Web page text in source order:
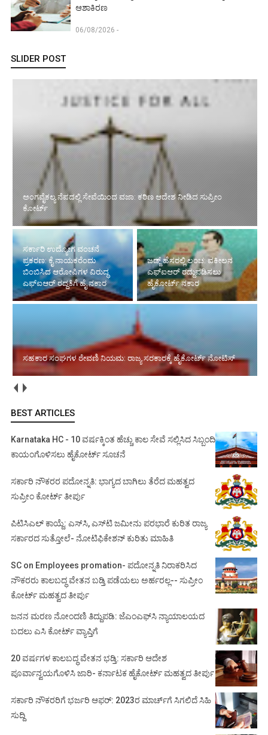
ಆಶಾಕಿರಣ
06/08/2026 -
SLIDER POST
ಅಂಗವೈಕಲ್ಯ ನೆಪದಲ್ಲಿ ಸೇವೆಯಿಂದ ವಜಾ: ಕಠಿಣ ಆದೇಶ ನೀಡಿದ ಸುಪ್ರೀಂ
ಕೋರ್ಟ್‌
ಸರ್ಕಾರಿ ಉದ್ಯೋಗ ವಂಚನೆ
ಪ್ರಕರಣ: ಕೈ ನಾಯಕರೆಂದು
ಬಿಂಬಿಸಿದ ಆರೋಪಿಗಳ ವಿರುದ್ಧ
ಎಫ್‌ಐಆರ್ ರದ್ದತಿಗೆ ಹೈ ನಕಾರ
ಜಡ್ಜ್ ಹೆಸರಲ್ಲಿ ಲಂಚ: ವಕೀಲನ
ಎಫ್‌ಐಆರ್ ರದ್ದುಪಡಿಸಲು
ಹೈಕೋರ್ಟ್ ನಕಾರ
ಸಹಕಾರ ಸಂಘಗಳ ಠೇವಣಿ ನಿಯಮ: ರಾಜ್ಯ ಸರಕಾರಕ್ಕೆ ಹೈಕೋರ್ಟ್ ನೋಟಿಸ್
BEST ARTICLES
Karnataka HC - 10 ವರ್ಷಕ್ಕಿಂತ ಹೆಚ್ಚು ಕಾಲ ಸೇವೆ ಸಲ್ಲಿಸಿದ ಸಿಬ್ಬಂದಿ
ಕಾಯಂಗೊಳಿಸಲು ಹೈಕೋರ್ಟ್ ಸೂಚನೆ
ಸರ್ಕಾರಿ ನೌಕರರ ಪದೋನ್ನತಿ: ಭಾಗ್ಯದ ಬಾಗಿಲು ತೆರೆದ ಮಹತ್ವದ
ಸುಪ್ರೀಂ ಕೋರ್ಟ್ ತೀರ್ಪು
ಪಿಟಿಸಿಎಲ್ ಕಾಯ್ದೆ: ಎಸ್‌ಸಿ, ಎಸ್‌ಟಿ ಜಮೀನು ಪರಭಾರೆ ಕುರಿತ ರಾಜ್ಯ
ಸರ್ಕಾರದ ಸುತ್ತೋಲೆ- ನೋಟಿಫಿಕೇಶನ್‌ ಕುರಿತು ಮಾಹಿತಿ
SC on Employees promation- ಪದೋನ್ನತಿ ನಿರಾಕರಿಸಿದ
ನೌಕರರು ಕಾಲಬದ್ಧ ವೇತನ ಬಡ್ತಿ ಪಡೆಯಲು ಅರ್ಹರಲ್ಲ-- ಸುಪ್ರೀಂ
ಕೋರ್ಟ್ ಮಹತ್ವದ ತೀರ್ಪು
ಜನನ ಮರಣ ನೋಂದಣಿ ತಿದ್ದುಪಡಿ: ಜೆಎಂಎಫ್‌ಸಿ ನ್ಯಾಯಾಲಯದ
ಬದಲು ಎಸಿ ಕೋರ್ಟ್‌ ವ್ಯಾಪ್ತಿಗೆ
20 ವರ್ಷಗಳ ಕಾಲಬದ್ಧ ವೇತನ ಭಡ್ತಿ: ಸರ್ಕಾರಿ ಆದೇಶ
ಪೂರ್ವಾನ್ವಯಗೊಳಿಸಿ ಜಾರಿ- ಕರ್ನಾಟಕ ಹೈಕೋರ್ಟ್ ಮಹತ್ವದ ತೀರ್ಪು
ಸರ್ಕಾರಿ ನೌಕರರಿಗೆ ಭರ್ಜರಿ ಆಫರ್: 2023ರ ಮಾರ್ಚ್‌ಗೆ ಸಿಗಲಿದೆ ಸಿಹಿ
ಸುದ್ದಿ